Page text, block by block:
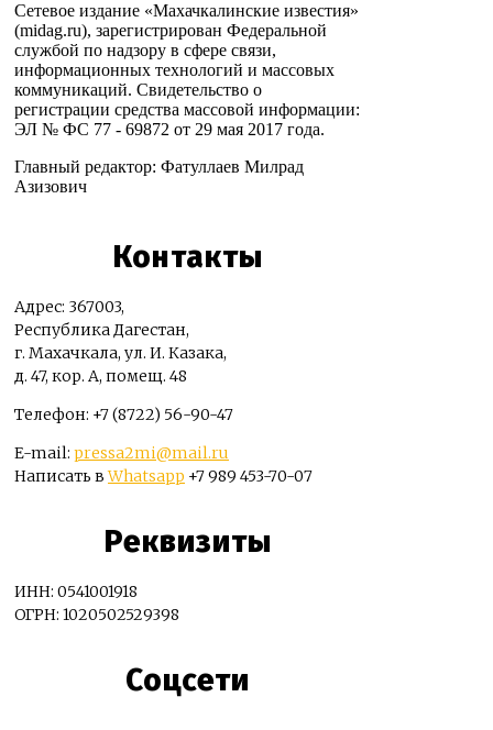
Сетевое издание «Махачкалинские известия»
(midag.ru), зарегистрирован Федеральной
службой по надзору в сфере связи,
информационных технологий и массовых
коммуникаций. Свидетельство о
регистрации средства массовой информации:
ЭЛ № ФС 77 - 69872 от 29 мая 2017 года.
Главный редактор: Фатуллаев Милрад
Азизович
Контакты
Адрес: 367003,
Республика Дагестан,
г. Махачкала, ул. И. Казака,
д. 47, кор. А, помещ. 48
Телефон: +7 (8722) 56-90-47
E-mail: pressa2mi@mail.ru
Написать вWhatsapp +7 989 453-70-07
Реквизиты
ИНН: 0541001918
ОГРН: 1020502529398
Соцсети